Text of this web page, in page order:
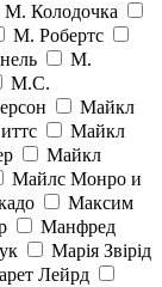
М. Колодочка
М. Робертс
М.
М.С.
Майкл
Майкл
Майкл
Майлс Монро и
Максим
Манфред
Марія Звірід
Лейрд